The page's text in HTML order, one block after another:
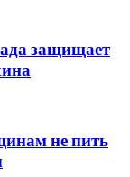
защищает
не пить